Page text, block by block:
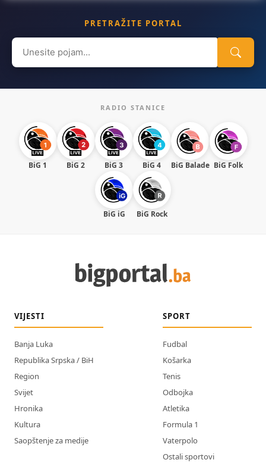
PRETRAŽITE PORTAL
Search
for:
RADIO STANICE
BiG 1 BiG 2 BiG 3 BiG 4 BiG Balade BiG Folk
BiG iG BiG Rock
VIJESTI
Banja Luka
Republika Srpska / BiH
Region
Svijet
Hronika
Kultura
Saopštenje za medije
SPORT
Fudbal
Košarka
Tenis
Odbojka
Atletika
Formula 1
Vaterpolo
Ostali sportovi